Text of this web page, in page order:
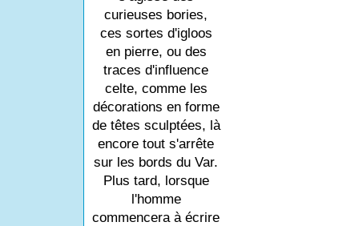
curieuses bories,
ces sortes d'igloos
en pierre, ou des
traces d'influence
celte, comme les
décorations en forme
de têtes sculptées, là
encore tout s'arrête
sur les bords du Var.
Plus tard, lorsque
l'homme
commencera à écrire